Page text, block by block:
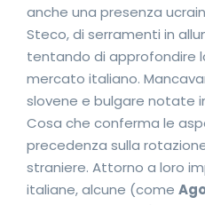
anche una presenza
Steco, di serramenti in
tentando di approfondire
mercato italiano.
slovene e bulgare notate
Cosa che conferma le
precedenza sulla
straniere. Attorno a loro
italiane, alcune (come